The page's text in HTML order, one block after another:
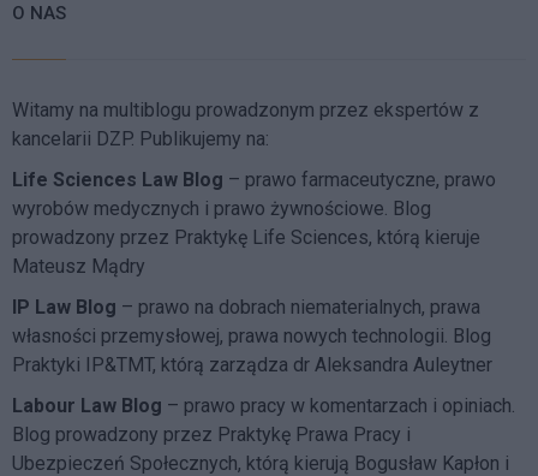
O NAS
Witamy na multiblogu prowadzonym przez ekspertów z
kancelarii DZP. Publikujemy na:
Life Sciences Law Blog – prawo farmaceutyczne, prawo
wyrobów medycznych i prawo żywnościowe. Blog
prowadzony przez Praktykę Life Sciences, którą kieruje
Mateusz Mądry
IP Law Blog – prawo na dobrach niematerialnych, prawa
własności przemysłowej, prawa nowych technologii. Blog
Praktyki IP&TMT, którą zarządza dr Aleksandra Auleytner
Labour Law Blog – prawo pracy w komentarzach i opiniach.
Blog prowadzony przez Praktykę Prawa Pracy i
Ubezpieczeń Społecznych, którą kierują Bogusław Kapłon i